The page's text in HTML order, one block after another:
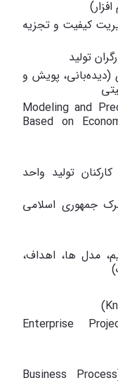
کیفیت و تجزیه
تولید
پویش و
Modeling and
Based on
تولید واحد
جمهوری اسلامی
مدل ها، اهداف،
)
Enterprise
Business Process